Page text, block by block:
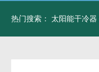
热门搜索： 太阳能干冷器